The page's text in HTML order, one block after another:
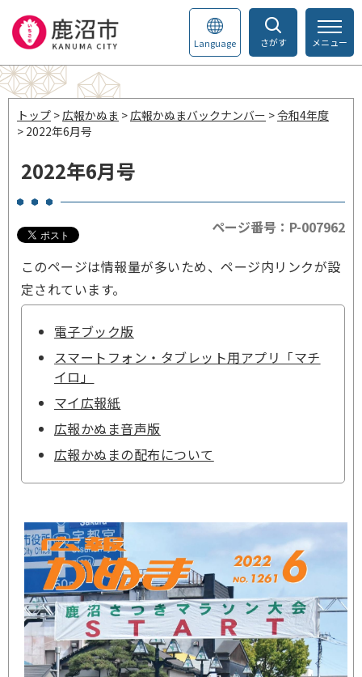
さがす
Language メニュー
トップ >広報かぬま >広報かぬまバックナンバー >令和4年度
> 2022年6月号
2022年6月号
ページ番号：P-007962
このページは情報量が多いため、ページ内リンクが設
定されています。
電子ブック版
スマートフォン・タブレット用アプリ「マチ
イロ」
マイ広報紙
広報かぬま音声版
広報かぬまの配布について